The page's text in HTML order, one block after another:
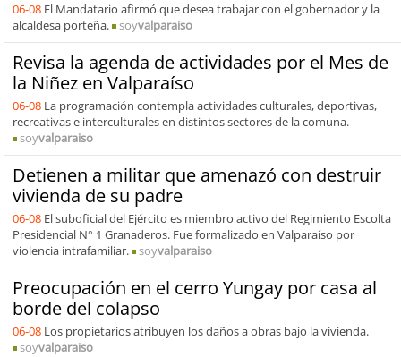
06-08 El Mandatario afirmó que desea trabajar con el gobernador y la
alcaldesa porteña.
soyvalparaiso
Revisa la agenda de actividades por el Mes de
la Niñez en Valparaíso
06-08 La programación contempla actividades culturales, deportivas,
recreativas e interculturales en distintos sectores de la comuna.
soyvalparaiso
Detienen a militar que amenazó con destruir
vivienda de su padre
06-08 El suboficial del Ejército es miembro activo del Regimiento Escolta
Presidencial N° 1 Granaderos. Fue formalizado en Valparaíso por
violencia intrafamiliar.
soyvalparaiso
Preocupación en el cerro Yungay por casa al
borde del colapso
06-08 Los propietarios atribuyen los daños a obras bajo la vivienda.
soyvalparaiso